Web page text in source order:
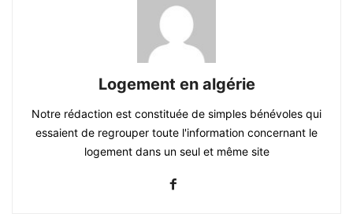
Logement en algérie
Notre rédaction est constituée de simples bénévoles qui
essaient de regrouper toute l'information concernant le
logement dans un seul et même site